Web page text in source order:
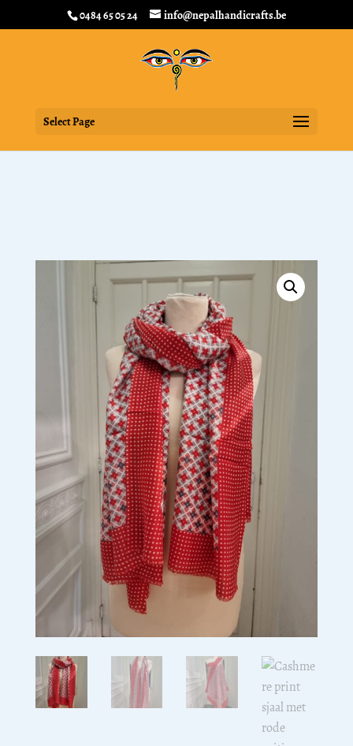
0484 65 05 24 info@nepalhandicrafts.be
Select Page